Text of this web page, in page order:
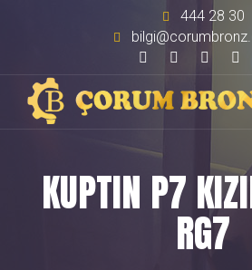
444 28 30
KUPTIN P7
RG7